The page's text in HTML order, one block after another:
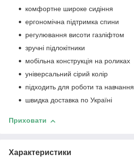
комфортне широке сидіння
ергономічна підтримка спини
регулювання висоти газліфтом
зручні підлокітники
мобільна конструкція на роликах
універсальний сірий колір
підходить для роботи та навчання
швидка доставка по Україні
Приховати
Характеристики